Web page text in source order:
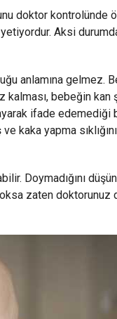
doktor kontrolünde
Aksi
anlamına gelmez.
bebeğin kan
ifade edemediği
kaka yapma
Doymadığını
zaten doktorunuz